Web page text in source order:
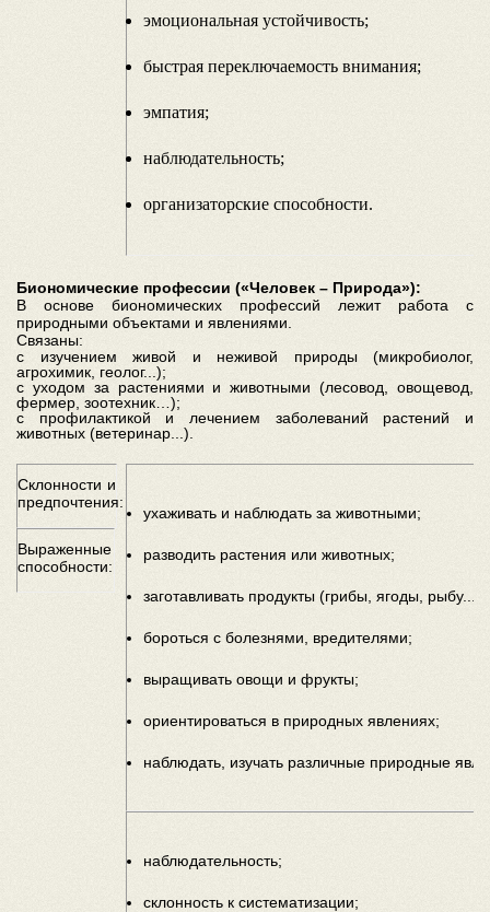
эмоциональная устойчивость;
быстрая переключаемость внимания;
эмпатия;
наблюдательность;
организаторские способности.
Биономические профессии («Человек – Природа»):
В основе биономических профессий лежит работа с
природными объектами и явлениями.
Связаны:
с изучением живой и неживой природы (микробиолог,
агрохимик, геолог...);
с уходом за растениями и животными (лесовод, овощевод,
фермер, зоотехник…);
с профилактикой и лечением заболеваний растений и
животных (ветеринар...).
Склонности и
предпочтения:
Выраженные
способности:
ухаживать и наблюдать за животными;
разводить растения или животных;
заготавливать продукты (грибы, ягоды, рыбу...);
бороться с болезнями, вредителями;
выращивать овощи и фрукты;
ориентироваться в природных явлениях;
наблюдать, изучать различные природные
наблюдательность;
склонность к систематизации;